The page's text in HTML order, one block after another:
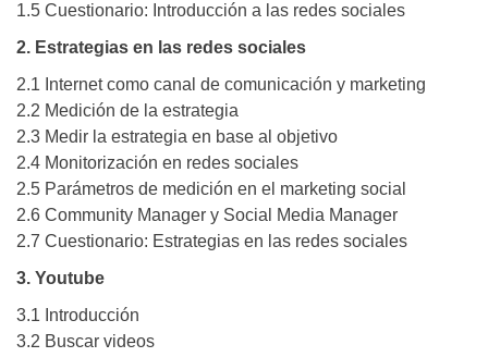
1.5 Cuestionario: Introducción a las redes sociales
2. Estrategias en las redes sociales
2.1 Internet como canal de comunicación y marketing
2.2 Medición de la estrategia
2.3 Medir la estrategia en base al objetivo
2.4 Monitorización en redes sociales
2.5 Parámetros de medición en el marketing social
2.6 Community Manager y Social Media Manager
2.7 Cuestionario: Estrategias en las redes sociales
3. Youtube
3.1 Introducción
3.2 Buscar videos